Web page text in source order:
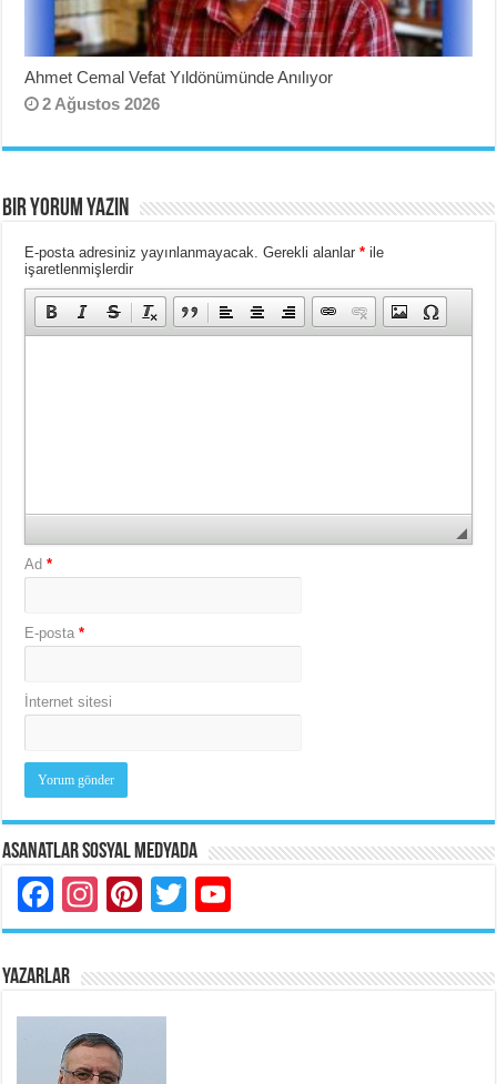
Ahmet Cemal Vefat Yıldönümünde Anılıyor
2 Ağustos 2026
BIR YORUM YAZIN
E-posta adresiniz yayınlanmayacak. Gerekli alanlar* ile
işaretlenmişlerdir
Ad*
E-posta*
İnternet sitesi
Asanatlar Sosyal Medyada
Facebook
Instagram
Pinterest
Twitter
YAZARLAR